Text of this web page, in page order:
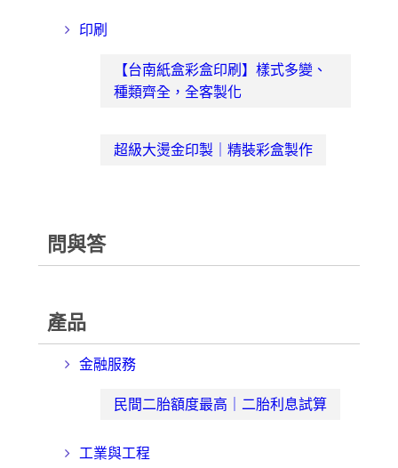
印刷
【台南紙盒彩盒印刷】樣式多變、
種類齊全，全客製化
超級大燙金印製｜精裝彩盒製作
問與答
產品
金融服務
民間二胎額度最高｜二胎利息試算
工業與工程